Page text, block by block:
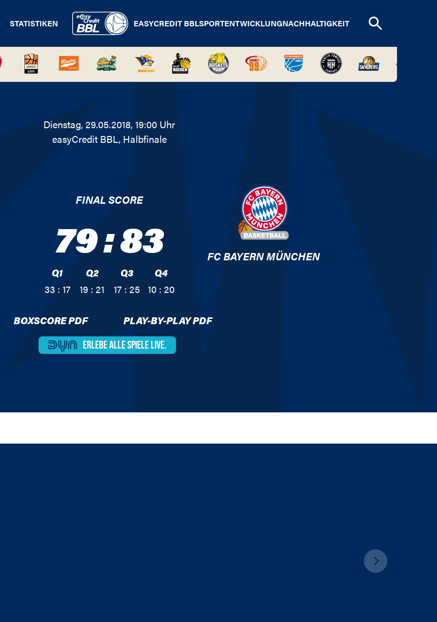
STATISTIKEN EASYCREDIT BBLSPORTENTWICKLUNGNACHHALTIGKEIT
Dienstag, 29.05.2018, 19:00 Uhr
easyCredit BBL, Halbfinale
FINAL SCORE
79:83
Q1
33 : 17
Q2
19 : 21
Q3
17 : 25
Q4
10 : 20
FC BAYERN MÜNCHEN
BOXSCORE PDF PLAY-BY-PLAY PDF
ERLEBE ALLESPIELE LIVE.